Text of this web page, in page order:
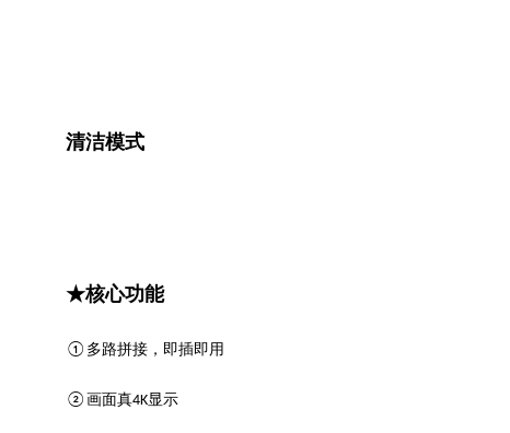
清洁模式
★核心功能
①多路拼接，即插即用
② 画面真4K显示